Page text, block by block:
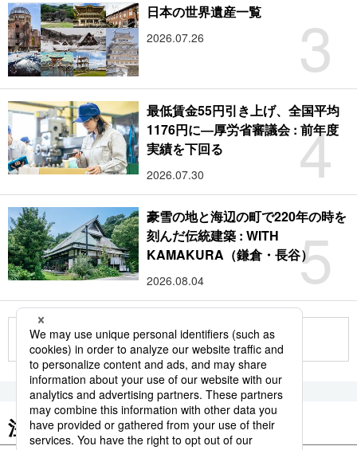
3
日本の世界遺産一覧
2026.07.26
4
最低賃金55円引き上げ、全国平均
1176円に―厚労省審議会 : 前年度
実績を下回る
2026.07.30
5
豪雪の地と海辺の町で220年の時を
刻んだ伝統建築 : WITH
KAMAKURA（鎌倉・長谷）
2026.08.04
もっと見る
注目のキーワード